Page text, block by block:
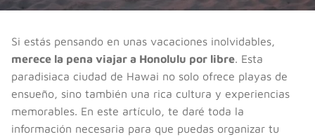
Si estás pensando en unas vacaciones inolvidables,
merece la pena viajar a Honolulu por libre. Esta
paradisiaca ciudad de Hawai no solo ofrece playas de
ensueño, sino también una rica cultura y experiencias
memorables. En este artículo, te daré toda la
información necesaria para que puedas organizar tu